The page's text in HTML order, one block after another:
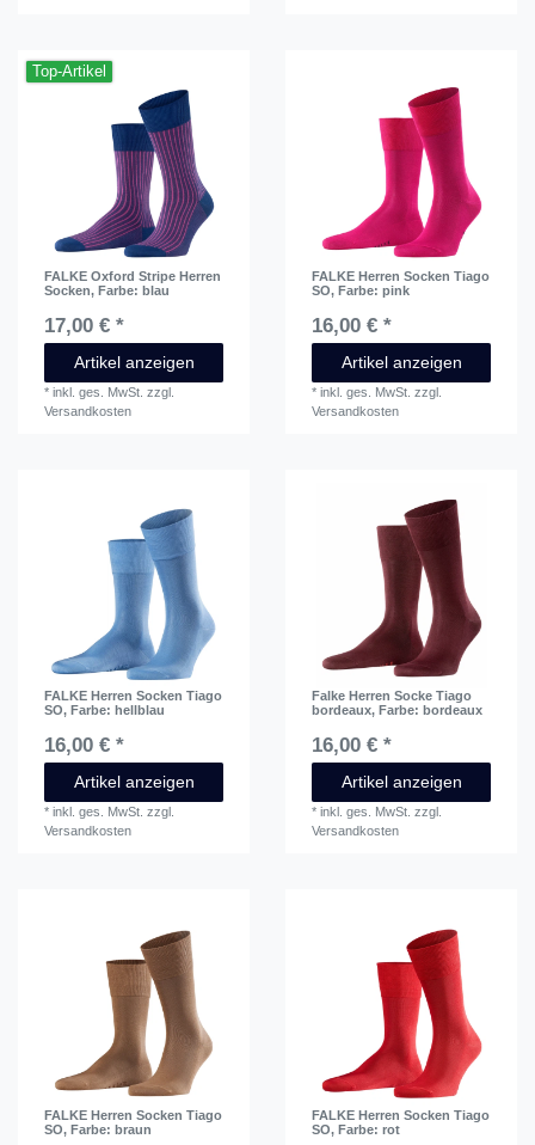
Top-Artikel
FALKE Oxford Stripe Herren
Socken, Farbe: blau
17,00 € *
Artikel anzeigen
*inkl. ges. MwSt. zzgl.
Versandkosten
FALKE Herren Socken Tiago
SO, Farbe: pink
16,00 € *
Artikel anzeigen
*inkl. ges. MwSt. zzgl.
Versandkosten
FALKE Herren Socken Tiago
SO, Farbe: hellblau
16,00 € *
Artikel anzeigen
*inkl. ges. MwSt. zzgl.
Versandkosten
Falke Herren Socke Tiago
bordeaux, Farbe: bordeaux
16,00 € *
Artikel anzeigen
*inkl. ges. MwSt. zzgl.
Versandkosten
FALKE Herren Socken Tiago
SO, Farbe: braun
FALKE Herren Socken Tiago
SO, Farbe: rot